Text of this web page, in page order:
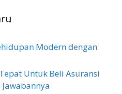
Modern dengan
Untuk Beli Asuransi
Jawabannya